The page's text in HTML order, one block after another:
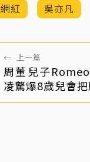
網紅 吳亦凡
← 上一篇
周董兒子
凌驚爆8歲兒會把